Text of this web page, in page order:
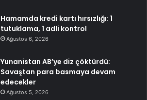
Hamamda kredi kartı hırsızlığı: 1
tutuklama, 1 adli kontrol
Ağustos 6, 2026
Yunanistan AB’ye diz çöktürdü:
Savaştan para basmaya devam
edecekler
Ağustos 5, 2026